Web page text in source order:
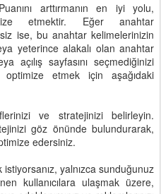
arttırmanın en iyi yolu,
etmektir. Eğer anahtar
ise, bu anahtar kelimelerinizin
yeterince alakalı olan anahtar
açılış sayfasını seçmediğinizi
etmek için aşağıdaki
ve stratejinizi belirleyin.
göz önünde bulundurarak,
edersiniz.
istiyorsanız, yalnızca sunduğunuz
kullanıcılara ulaşmak üzere,